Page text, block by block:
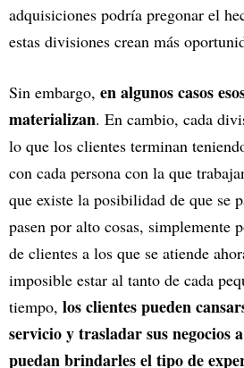
adquisiciones podría pregonar el
estas divisiones crean más
Sin embargo, en algunos casos
materializan. En cambio, cada
lo que los clientes terminan
con cada persona con la que
que existe la posibilidad de que se
pasen por alto cosas, simplemente
de clientes a los que se atiende
imposible estar al tanto de cada
tiempo, los clientes pueden
servicio y trasladar sus negocios
puedan brindarles el tipo de